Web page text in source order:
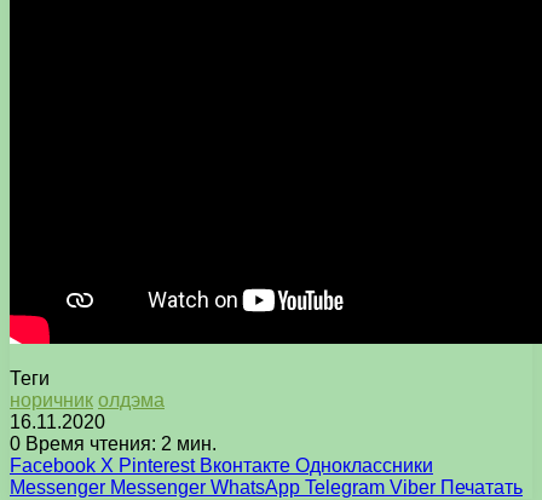
Теги
норичник олдэма
16.11.2020
0 Время чтения: 2 мин.
Facebook X Pinterest Вконтакте Одноклассники
Messenger Messenger WhatsApp Telegram Viber Печатать